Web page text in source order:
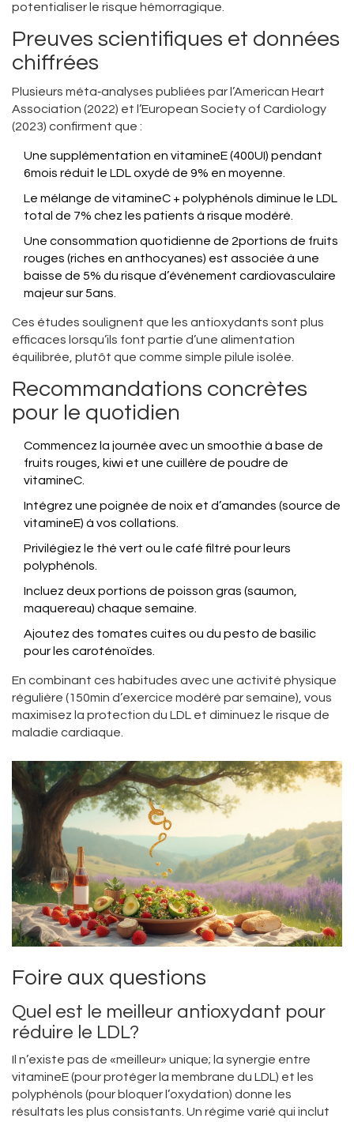
potentialiser le risque hémorragique.
Preuves scientifiques et données
chiffrées
Plusieurs méta‑analyses publiées par l’American Heart
Association (2022) et l’European Society of Cardiology
(2023) confirment que :
Une supplémentation en vitamineE (400UI) pendant
6mois réduit le LDL oxydé de 9% en moyenne.
Le mélange de vitamineC + polyphénols diminue le LDL
total de 7% chez les patients à risque modéré.
Une consommation quotidienne de 2portions de fruits
rouges (riches en anthocyanes) est associée à une
baisse de 5% du risque d’événement cardiovasculaire
majeur sur 5ans.
Ces études soulignent que les antioxydants sont plus
efficaces lorsqu’ils font partie d’une alimentation
équilibrée, plutôt que comme simple pilule isolée.
Recommandations concrètes
pour le quotidien
Commencez la journée avec un smoothie à base de
fruits rouges, kiwi et une cuillère de poudre de
vitamineC.
Intégrez une poignée de noix et d’amandes (source de
vitamineE) à vos collations.
Privilégiez le thé vert ou le café filtré pour leurs
polyphénols.
Incluez deux portions de poisson gras (saumon,
maquereau) chaque semaine.
Ajoutez des tomates cuites ou du pesto de basilic
pour les caroténoïdes.
En combinant ces habitudes avec une activité physique
régulière (150min d’exercice modéré par semaine), vous
maximisez la protection du LDL et diminuez le risque de
maladie cardiaque.
Foire aux questions
Quel est le meilleur antioxydant pour
réduire le LDL?
Il n’existe pas de «meilleur» unique; la synergie entre
vitamineE (pour protéger la membrane du LDL) et les
polyphénols (pour bloquer l’oxydation) donne les
résultats les plus consistants. Un régime varié qui inclut